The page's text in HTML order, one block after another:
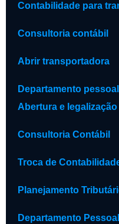
Contabilidade para
Consultoria contábil
Abrir transportadora
Departamento
Abertura e legalização
Consultoria Contábil
Troca de
Planejamento
Departamento Pessoal